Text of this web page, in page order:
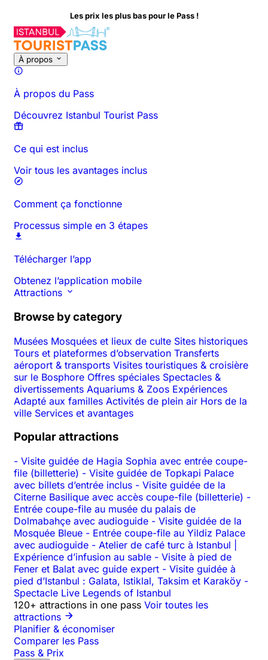
Les prix les plus bas pour le Pass !
À propos
À propos du Pass
Découvrez Istanbul Tourist Pass
Ce qui est inclus
Voir tous les avantages inclus
Comment ça fonctionne
Processus simple en 3 étapes
Télécharger l’app
Obtenez l’application mobile
Attractions
Browse by category
Musées Mosquées et lieux de culte Sites historiques
Tours et plateformes d’observation Transferts
aéroport & transports Visites touristiques & croisière
sur le Bosphore Offres spéciales Spectacles &
divertissements Aquariums & Zoos Expériences
Adapté aux familles Activités de plein air Hors de la
ville Services et avantages
Popular attractions
- Visite guidée de Hagia Sophia avec entrée coupe-
file (billetterie) - Visite guidée de Topkapi Palace
avec billets d’entrée inclus - Visite guidée de la
Citerne Basilique avec accès coupe-file (billetterie) -
Entrée coupe-file au musée du palais de
Dolmabahçe avec audioguide - Visite guidée de la
Mosquée Bleue - Entrée coupe-file au Yildiz Palace
avec audioguide - Atelier de café turc à Istanbul |
Expérience d’infusion au sable - Visite à pied de
Fener et Balat avec guide expert - Visite guidée à
pied d’Istanbul : Galata, Istiklal, Taksim et Karaköy -
Spectacle Live Legends of Istanbul
120+ attractions in one pass Voir toutes les
attractions
Planifier & économiser
Comparer les Pass
Pass & Prix
À propos de cette activité Aperçu Horaires et Durée